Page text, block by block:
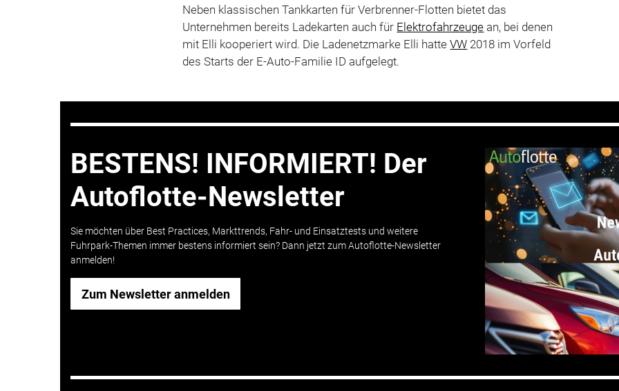
Neben klassischen Tankkarten für Verbrenner-Flotten bietet das
Unternehmen bereits Ladekarten auch für Elektrofahrzeuge an, bei denen
mit Elli kooperiert wird. Die Ladenetzmarke Elli hatteVW 2018 im Vorfeld
des Starts der E-Auto-Familie ID aufgelegt.
BESTENS! INFORMIERT! Der
Autoflotte-Newsletter
Sie möchten über Best Practices, Markttrends, Fahr- und Einsatztests und weitere
Fuhrpark-Themen immer bestens informiert sein? Dann jetzt zum Autoflotte-Newsletter
anmelden!
Zum Newsletter anmelden